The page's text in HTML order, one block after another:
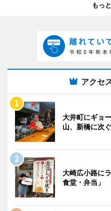
もっ
アクセ
大井町にギョ
山、新橋に次
大崎広小路に
食堂・弁当」